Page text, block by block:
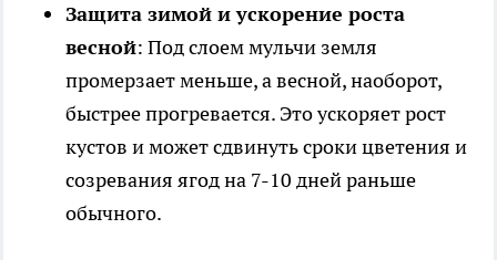
Защита зимой и ускорение роста
весной: Под слоем мульчи земля
промерзает меньше, а весной, наоборот,
быстрее прогревается. Это ускоряет рост
кустов и может сдвинуть сроки цветения и
созревания ягод на 7-10 дней раньше
обычного.